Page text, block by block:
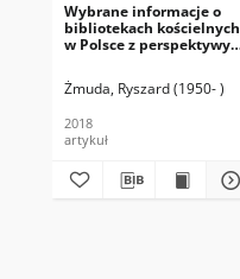
Wybrane informacje o
bibliotekach kościelnych
w Polsce z perspektywy
Żmuda, Ryszard (1950- )
2018
artykuł